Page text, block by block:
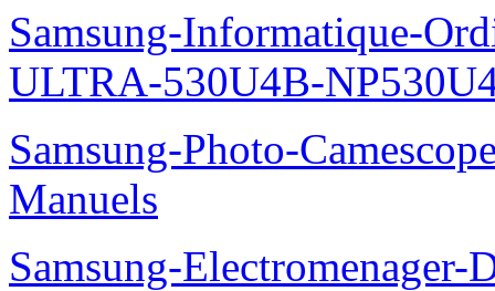
Samsung-Informatique-
ULTRA-530U4B-
Samsung-Photo-
Manuels
Samsung-